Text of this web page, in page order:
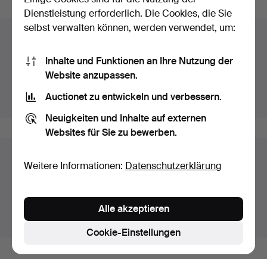
Sie suchen in unserem Archiv der beendeten
Auktionen.
Stattdessen laufende Auktionen anzeigen.
Transporte zur Festpreisen für alle Objekte.
Objekte außerhalb Deutschland zeigen
Dienstleistung erforderlich. Die Cookies, die Sie
selbst verwalten können, werden verwendet, um:
Inhalte und Funktionen an Ihre Nutzung der
Website anzupassen.
Auctionet zu entwickeln und verbessern.
Neuigkeiten und Inhalte auf externen
Websites für Sie zu bewerben.
Weitere Informationen: Datenschutzerklärung
Cookie-Einstellungen
Alle akzeptieren